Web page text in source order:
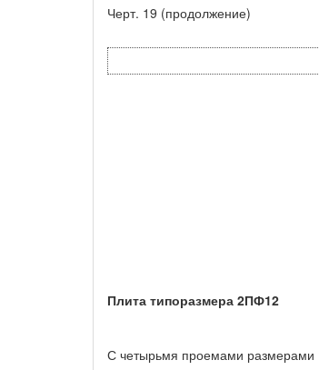
Черт. 19 (продолжение)
Плита типоразмера 2ПФ12
С четырьмя проемами размерами